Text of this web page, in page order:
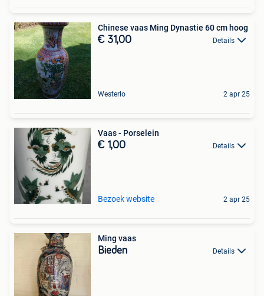
Chinese vaas Ming Dynastie 60 cm hoog
€ 31,00 Details
Westerlo 2 apr 25
Vaas - Porselein
€ 1,00 Details
Bezoek website 2 apr 25
Ming vaas
Bieden Details